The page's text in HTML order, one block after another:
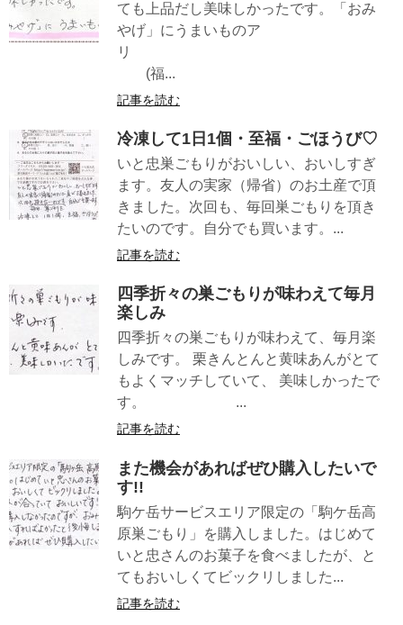
ても上品だし美味しかったです。「おみ
やげ」にうまいものア
リ
(福...
記事を読む
冷凍して1日1個・至福・ごほうび♡
いと忠巣ごもりがおいしい、おいしすぎ
ます。友人の実家（帰省）のお土産で頂
きました。次回も、毎回巣ごもりを頂き
たいのです。自分でも買います。...
記事を読む
四季折々の巣ごもりが味わえて毎月
楽しみ
四季折々の巣ごもりが味わえて、毎月楽
しみです。 栗きんとんと黄味あんがとて
もよくマッチしていて、 美味しかったで
す。 ...
記事を読む
また機会があればぜひ購入したいで
す!!
駒ケ岳サービスエリア限定の「駒ケ岳高
原巣ごもり」を購入しました。はじめて
いと忠さんのお菓子を食べましたが、と
てもおいしくてビックリしました...
記事を読む